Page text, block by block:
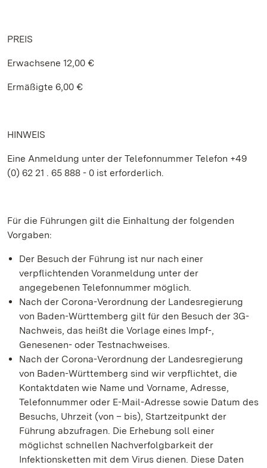
PREIS
Erwachsene 12,00 €
Ermäßigte 6,00 €
HINWEIS
Eine Anmeldung unter der Telefonnummer Telefon +49
(0) 62 21 . 65 888 - 0 ist erforderlich.
Für die Führungen gilt die Einhaltung der folgenden
Vorgaben:
Der Besuch der Führung ist nur nach einer
verpflichtenden Voranmeldung unter der
angegebenen Telefonnummer möglich.
Nach der Corona-Verordnung der Landesregierung
von Baden-Württemberg gilt für den Besuch der 3G-
Nachweis, das heißt die Vorlage eines Impf-,
Genesenen- oder Testnachweises.
Nach der Corona-Verordnung der Landesregierung
von Baden-Württemberg sind wir verpflichtet, die
Kontaktdaten wie Name und Vorname, Adresse,
Telefonnummer oder E-Mail-Adresse sowie Datum des
Besuchs, Uhrzeit (von – bis), Startzeitpunkt der
Führung abzufragen. Die Erhebung soll einer
möglichst schnellen Nachverfolgbarkeit der
Infektionsketten mit dem Virus dienen. Diese Daten